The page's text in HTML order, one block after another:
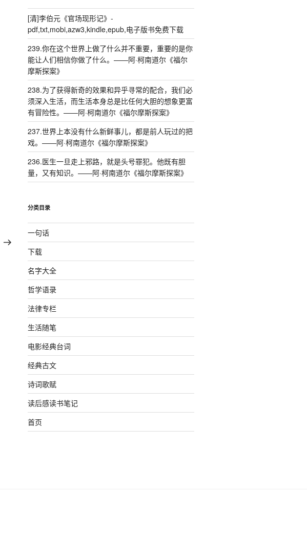
篇
[清]李伯元《官场现形记》-
pdf,txt,mobi,azw3,kindle,epub,电子版书免费下载
239.你在这个世界上做了什么并不重要，重要的是你
能让人们相信你做了什么。——阿·柯南道尔《福尔
摩斯探案》
238.为了获得新奇的效果和异乎寻常的配合，我们必
须深入生活，而生活本身总是比任何大胆的想象更富
有冒险性。——阿·柯南道尔《福尔摩斯探案》
237.世界上本没有什么新鲜事儿，都是前人玩过的把
戏。——阿·柯南道尔《福尔摩斯探案》
236.医生一旦走上邪路，就是头号罪犯。他既有胆
量，又有知识。——阿·柯南道尔《福尔摩斯探案》
分类目录
一句话
下载
名字大全
哲学语录
法律专栏
生活随笔
电影经典台词
经典古文
诗词歌赋
读后感读书笔记
首页